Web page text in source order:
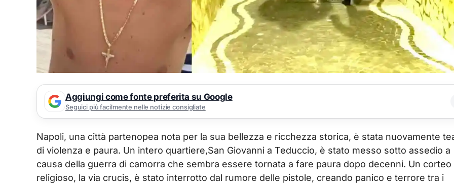
Aggiungi come fonte preferita su Google
Seguici più facilmente nelle notizie consigliate
Napoli, una città partenopea nota per la sua bellezza e ricchezza storica, è stata nuovamente
di violenza e paura. Un intero quartiere,San Giovanni a Teduccio, è stato messo sotto assedio a
causa della guerra di camorra che sembra essere tornata a fare paura dopo decenni. Un corteo
religioso, la via crucis, è stato interrotto dal rumore delle pistole, creando panico e terrore tra i